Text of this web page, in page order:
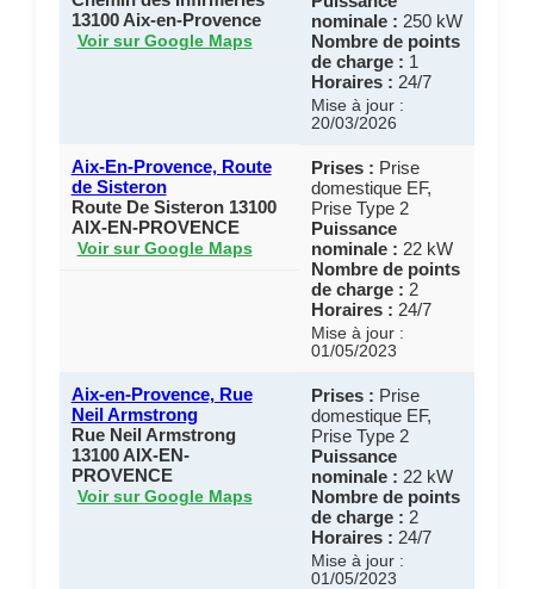
13100 Aix-en-Provence
Voir sur Google Maps
nominale : 250 kW
Nombre de points
de charge : 1
Horaires : 24/7
Mise à jour :
20/03/2026
Aix-En-Provence, Route
de Sisteron
Route De Sisteron 13100
AIX-EN-PROVENCE
Voir sur Google Maps
Prises : Prise
domestique EF,
Prise Type 2
Puissance
nominale : 22 kW
Nombre de points
de charge : 2
Horaires : 24/7
Mise à jour :
01/05/2023
Aix-en-Provence, Rue
Neil Armstrong
Rue Neil Armstrong
13100 AIX-EN-
PROVENCE
Voir sur Google Maps
Prises : Prise
domestique EF,
Prise Type 2
Puissance
nominale : 22 kW
Nombre de points
de charge : 2
Horaires : 24/7
Mise à jour :
01/05/2023